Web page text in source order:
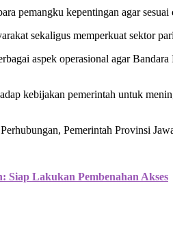
pemangku kepentingan agar
sekaligus memperkuat sektor
aspek operasional agar
kebijakan pemerintah untuk
Pemerintah Provinsi
Siap Lakukan Pembenahan Akses